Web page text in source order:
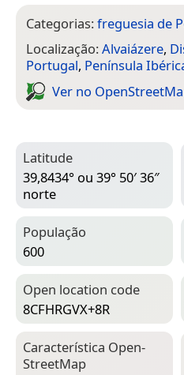
Categorias:freguesia de
Localização:Alvaiázere,
Portugal, Península
Ver no
Latitude
39,8434° ou 39° 50′ 36″
norte
População
600
Open location code
8CFHRGVX+8R
Característica Open­
Street­Map